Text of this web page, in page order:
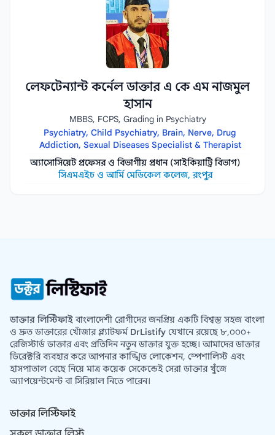
লেফটেন্যান্ট কর্নেল ডাক্তার এ কে এম নাজমুল
হাসান
MBBS, FCPS, Grading in Psychiatry
Psychiatry, Child Psychiatry, Brain, Nerve, Drug
Addiction, Sexual Diseases Specialist & Therapist
অ্যাসোসিয়েট প্রফেসর ও বিভাগীয় প্রধান (সাইকিয়াট্রি বিভাগ)
সিএমএইচ ও আর্মি মেডিকেল কলেজ, রংপুর
ডাক্তার লিস্টিফাইবাংলাদেশী রোগীদের জনপ্রিয় একটি বিশ্বস্ত সহজ বাংলা
ও দ্রুত ডাক্তারের খোঁজার প্ল্যাটফর্ম DrListify যেখানে রয়েছে ৮,০০০+
রেজিস্টার্ড ডাক্তার এবং প্রতিদিন নতুন ডাক্তার যুক্ত হচ্ছে। আমাদের ডাক্তার
ডিরেক্টরি ব্যবহার করে আপনার কাঙ্খিত লোকেশন, স্পেশালিস্ট এবং
হাসপাতাল বেছে নিয়ে মাত্র কয়েক সেকেন্ডেই সেরা ডাক্তার খুঁজে
অ্যাপয়েন্টমেন্ট বা সিরিয়াল নিতে পারেন।
ডাক্তার লিস্টিফাই